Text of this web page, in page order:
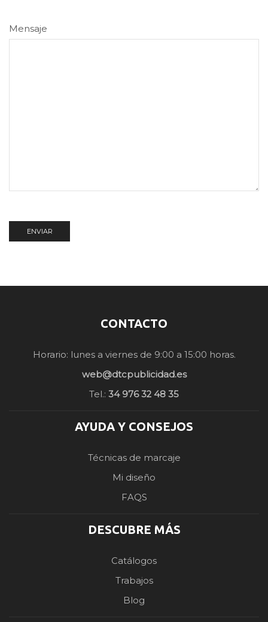
Mensaje
CONTACTO
Horario: lunes a viernes de 9:00 a 15:00 horas.
web@dtcpublicidad.es
Tel.: 34 976 32 48 35
AYUDA Y CONSEJOS
Técnicas de marcaje
Mi diseño
FAQS
DESCUBRE MÁS
Catálogos
Trabajos
Blog